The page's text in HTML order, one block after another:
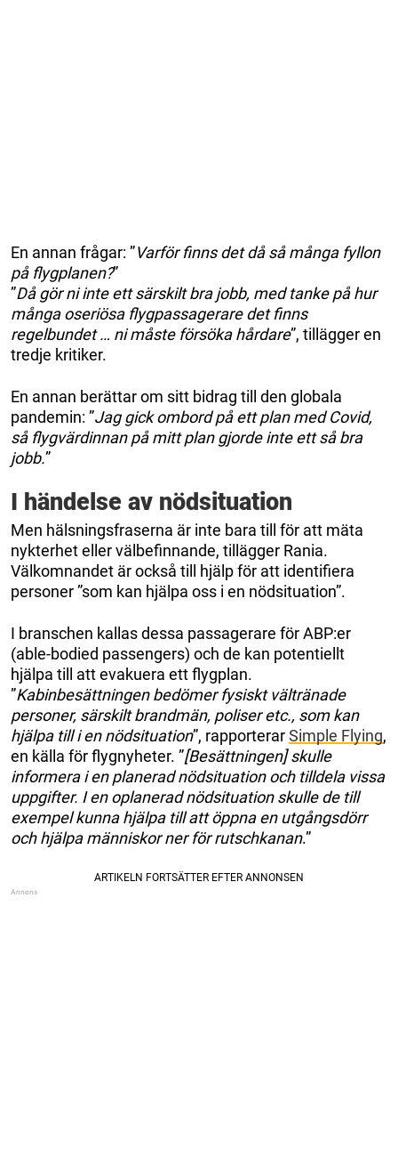
En annan frågar: ”Varför finns det då så många fyllon
på flygplanen?”
”Då gör ni inte ett särskilt bra jobb, med tanke på hur
många oseriösa flygpassagerare det finns
regelbundet … ni måste försöka hårdare”, tillägger en
tredje kritiker.
En annan berättar om sitt bidrag till den globala
pandemin: ”Jag gick ombord på ett plan med Covid,
så flygvärdinnan på mitt plan gjorde inte ett så bra
jobb.”
I händelse av nödsituation
Men hälsningsfraserna är inte bara till för att mäta
nykterhet eller välbefinnande, tillägger Rania.
Välkomnandet är också till hjälp för att identifiera
personer ”som kan hjälpa oss i en nödsituation”.
I branschen kallas dessa passagerare för ABP:er
(able-bodied passengers) och de kan potentiellt
hjälpa till att evakuera ett flygplan.
”Kabinbesättningen bedömer fysiskt vältränade
personer, särskilt brandmän, poliser etc., som kan
hjälpa till i en nödsituation”, rapporterarSimple Flying,
en källa för flygnyheter. ”[Besättningen] skulle
informera i en planerad nödsituation och tilldela vissa
uppgifter. I en oplanerad nödsituation skulle de till
exempel kunna hjälpa till att öppna en utgångsdörr
och hjälpa människor ner för rutschkanan.”